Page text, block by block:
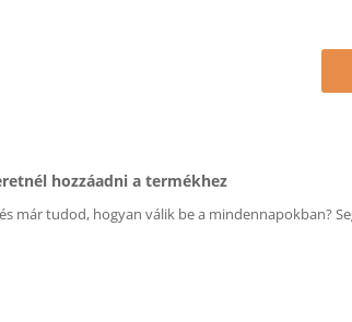
hozzáadni a termékhez
már tudod, hogyan válik be a mindennapokban?